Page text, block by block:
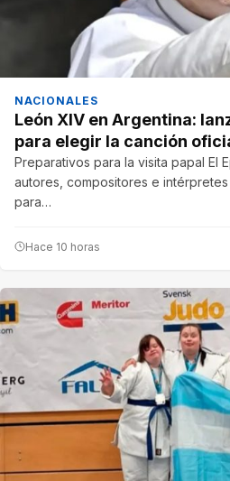
NACIONALES
León XIV en Argentina:
para elegir la canción
Preparativos para la visita papal El
autores, compositores e
para…
Hace 10 horas